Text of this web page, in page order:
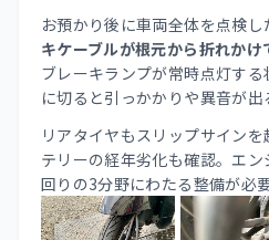
お預かり後に車両全体を点検し
キケーブルが根元から折れかけ
ブレーキランプが常時点灯す
に切ると引っかかりや異音が出
リアタイヤもスリップサイン
テリーの経年劣化も確認。エ
回りの3分野にわたる整備が必